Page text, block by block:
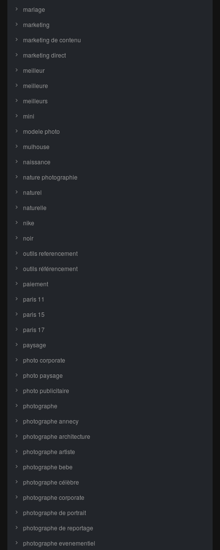
mariage
marketing
marketing de contenu
marketing direct
meilleur
meilleure
meilleurs
mini
modele photo
mulhouse
naissance
nature photographie
naturel
naturelle
nike
noir
outils referencement
outils référencement
paiement
paris 11
paris 15
paris 17
paysage
photo corporate
photo paysage
photo publicitaire
photographe
photographe annecy
photographe architecture
photographe artiste
photographe bebe
photographe célèbre
photographe corporate
photographe de portrait
photographe de reportage
photographe evenementiel